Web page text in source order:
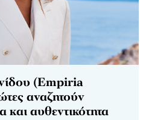
(Empiria
αναζητούν
και αυθεντικότητα